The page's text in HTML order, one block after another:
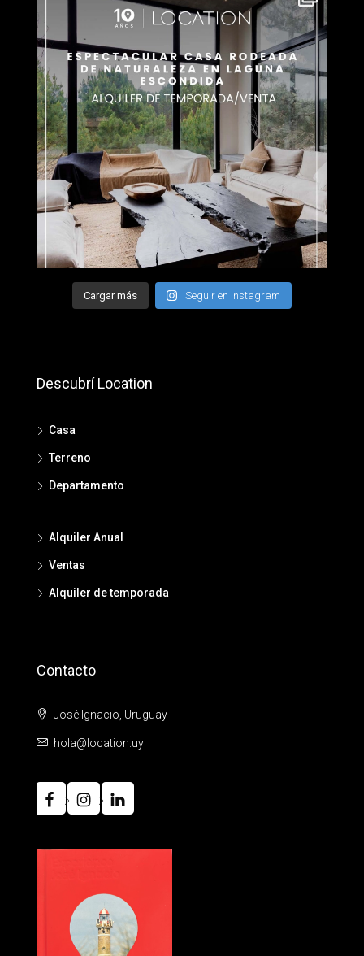
Cargar más Seguir en Instagram
Descubrí Location
Casa
Terreno
Departamento
Alquiler Anual
Ventas
Alquiler de temporada
Contacto
José Ignacio, Uruguay
hola@location.uy